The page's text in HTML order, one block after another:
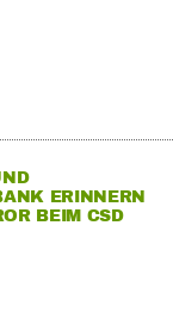
ERINNERN
BEIM CSD